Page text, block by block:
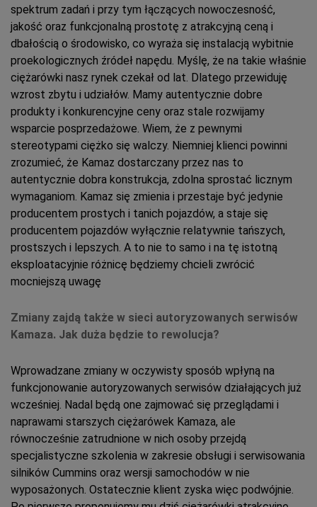
spektrum zadań i przy tym łączących nowoczesność,
jakość oraz funkcjonalną prostotę z atrakcyjną ceną i
dbałością o środowisko, co wyraża się instalacją wybitnie
proekologicznych źródeł napędu. Myślę, że na takie właśnie
ciężarówki nasz rynek czekał od lat. Dlatego przewiduję
wzrost zbytu i udziałów. Mamy autentycznie dobre
produkty i konkurencyjne ceny oraz stale rozwijamy
wsparcie posprzedażowe. Wiem, że z pewnymi
stereotypami ciężko się walczy. Niemniej klienci powinni
zrozumieć, że Kamaz dostarczany przez nas to
autentycznie dobra konstrukcja, zdolna sprostać licznym
wymaganiom. Kamaz się zmienia i przestaje być jedynie
producentem prostych i tanich pojazdów, a staje się
producentem pojazdów wyłącznie relatywnie tańszych,
prostszych i lepszych. A to nie to samo i na tę istotną
eksploatacyjnie różnicę będziemy chcieli zwrócić
mocniejszą uwagę
Zmiany zajdą także w sieci autoryzowanych serwisów
Kamaza. Jak duża będzie to rewolucja?
Wprowadzane zmiany w oczywisty sposób wpłyną na
funkcjonowanie autoryzowanych serwisów działających już
wcześniej. Nadal będą one zajmować się przeglądami i
naprawami starszych ciężarówek Kamaza, ale
równocześnie zatrudnione w nich osoby przejdą
specjalistyczne szkolenia w zakresie obsługi i serwisowania
silników Cummins oraz wersji samochodów w nie
wyposażonych. Ostatecznie klient zyska więc podwójnie.